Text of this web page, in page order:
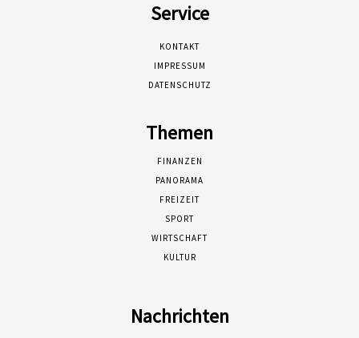
Service
KONTAKT
IMPRESSUM
DATENSCHUTZ
Themen
FINANZEN
PANORAMA
FREIZEIT
SPORT
WIRTSCHAFT
KULTUR
Nachrichten